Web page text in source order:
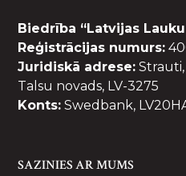
Biedrība “Latvijas
Reģistrācijas numurs:
Juridiskā adrese: Strauti,
Talsu novads, LV-3275
Konts: Swedbank,
SAZINIES AR MUMS